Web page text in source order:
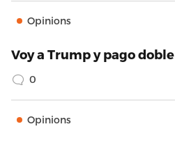
Opinions
Voy a Trump y pago doble
0
Opinions